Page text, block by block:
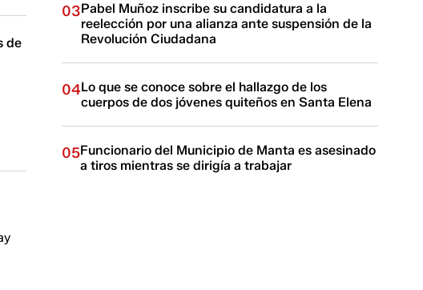
de
03Pabel Muñoz inscribe su candidatura a la
reelección por una alianza ante suspensión de la
Revolución Ciudadana
04Lo que se conoce sobre el hallazgo de los
cuerpos de dos jóvenes quiteños en Santa Elena
05Funcionario del Municipio de Manta es asesinado
a tiros mientras se dirigía a trabajar